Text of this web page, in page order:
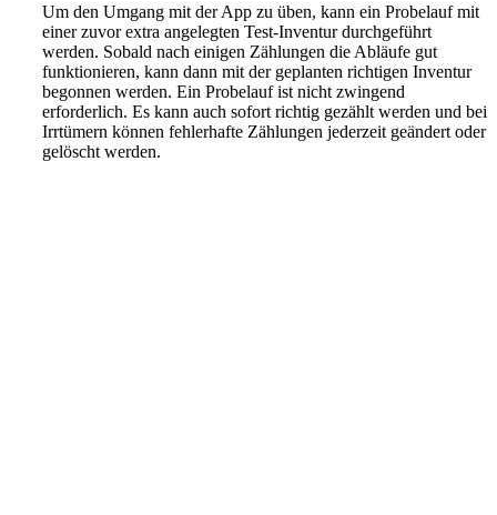
Um den Umgang mit der App zu üben, kann ein Probelauf mit
einer zuvor extra angelegten Test-Inventur durchgeführt
werden. Sobald nach einigen Zählungen die Abläufe gut
funktionieren, kann dann mit der geplanten richtigen Inventur
begonnen werden. Ein Probelauf ist nicht zwingend
erforderlich. Es kann auch sofort richtig gezählt werden und bei
Irrtümern können fehlerhafte Zählungen jederzeit geändert oder
gelöscht werden.